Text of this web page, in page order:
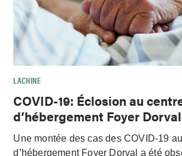
LACHINE
COVID-19: Éclosion au
d’hébergement Foyer Dorval
Une montée des cas des COVID-19
d’hébergement Foyer Dorval a été